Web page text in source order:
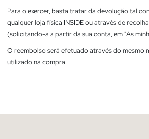
Para o exercer, basta tratar da devolução tal
qualquer loja física INSIDE ou através de
(solicitando-a a partir da sua conta, em "As
O reembolso será efetuado através do mesmo
utilizado na compra.